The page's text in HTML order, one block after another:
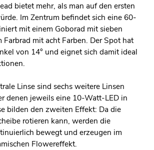
bietet mehr, als man auf den ersten
Im Zentrum befindet sich eine 60-
mit einem Goborad mit sieben
Farbrad mit acht Farben. Der Spot hat
von 14° und eignet sich damit ideal
Linse sind sechs weitere Linsen
denen jeweils eine 10-Watt-LED in
bilden den zweiten Effekt: Da die
rotieren kann, werden die
bewegt und erzeugen im
Flowereffekt.